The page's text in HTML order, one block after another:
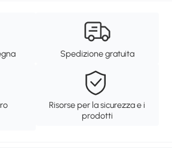
Spedizione gratuita
Risorse per la sicurezza e i
prodotti